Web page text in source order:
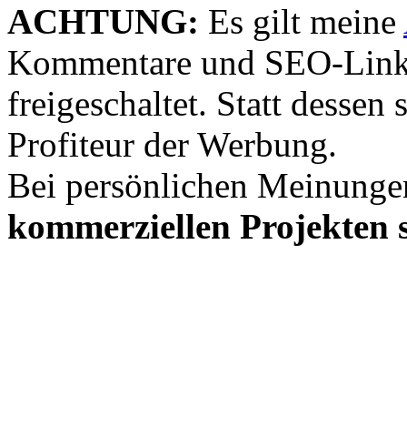
ACHTUNG: Es gilt meine
Kommentare und SEO-
freigeschaltet. Statt dessen
Profiteur der Werbung.
Bei persönlichen
kommerziellen Projekten